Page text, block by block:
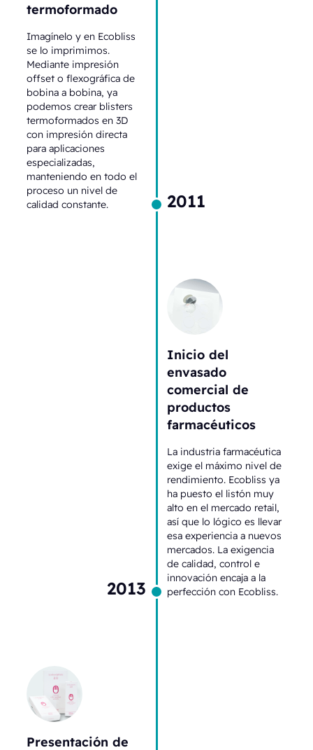
termoformado
Imagínelo y en Ecobliss
se lo imprimimos.
Mediante impresión
offset o flexográfica de
bobina a bobina, ya
podemos crear blisters
termoformados en 3D
con impresión directa
para aplicaciones
especializadas,
manteniendo en todo el
proceso un nivel de
calidad constante.
2011
2013
Inicio del
envasado
comercial de
productos
farmacéuticos
La industria farmacéutica
exige el máximo nivel de
rendimiento. Ecobliss ya
ha puesto el listón muy
alto en el mercado retail,
así que lo lógico es llevar
esa experiencia a nuevos
mercados. La exigencia
de calidad, control e
innovación encaja a la
perfección con Ecobliss.
Presentación de